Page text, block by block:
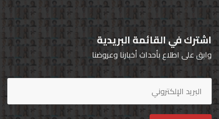
اشترك في القائمة البريدية
وابق على اطلاع بأحداث أخبارنا وعروضنا